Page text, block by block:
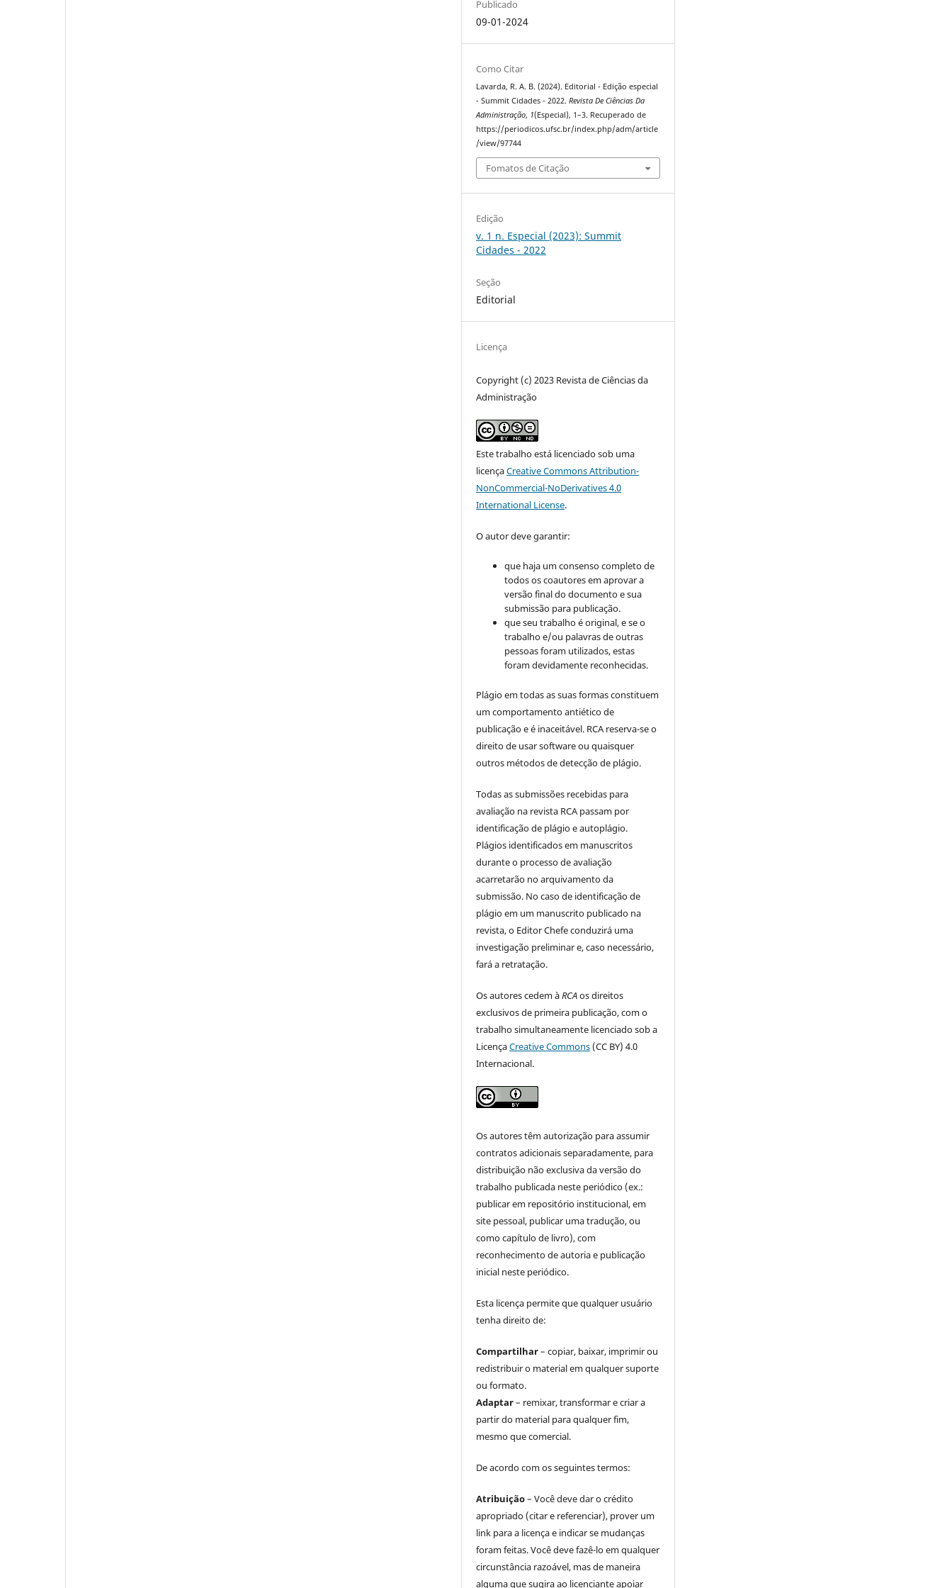
Publicado
09-01-2024
Como Citar
Lavarda, R. A. B. (2024). Editorial - Edição especial
- Summit Cidades - 2022.Revista De Ciências Da
Administração, 1(Especial), 1–3. Recuperado de
https://periodicos.ufsc.br/index.php/adm/article
/view/97744
Fomatos de Citação
Edição
v. 1 n. Especial (2023): Summit
Cidades - 2022
Seção
Editorial
Licença
Copyright (c) 2023 Revista de Ciências da
Administração
Este trabalho está licenciado sob uma
licençaCreative Commons Attribution-
NonCommercial-NoDerivatives 4.0
International License.
O autor deve garantir:
que haja um consenso completo de
todos os coautores em aprovar a
versão final do documento e sua
submissão para publicação.
que seu trabalho é original, e se o
trabalho e/ou palavras de outras
pessoas foram utilizados, estas
foram devidamente reconhecidas.
Plágio em todas as suas formas constituem
um comportamento antiético de
publicação e é inaceitável. RCA reserva-se o
direito de usar software ou quaisquer
outros métodos de detecção de plágio.
Todas as submissões recebidas para
avaliação na revista RCA passam por
identificação de plágio e autoplágio.
Plágios identificados em manuscritos
durante o processo de avaliação
acarretarão no arquivamento da
submissão. No caso de identificação de
plágio em um manuscrito publicado na
revista, o Editor Chefe conduzirá uma
investigação preliminar e, caso necessário,
fará a retratação.
Os autores cedem àRCAos direitos
exclusivos de primeira publicação, com o
trabalho simultaneamente licenciado sob a
LicençaCreative Commons (CC BY) 4.0
Internacional.
Os autores têm autorização para assumir
contratos adicionais separadamente, para
distribuição não exclusiva da versão do
trabalho publicada neste periódico (ex.:
publicar em repositório institucional, em
site pessoal, publicar uma tradução, ou
como capítulo de livro), com
reconhecimento de autoria e publicação
inicial neste periódico.
Esta licença permite que qualquer usuário
tenha direito de:
Compartilhar– copiar, baixar, imprimir ou
redistribuir o material em qualquer suporte
ou formato.
Adaptar– remixar, transformar e criar a
partir do material para qualquer fim,
mesmo que comercial.
De acordo com os seguintes termos:
Atribuição– Você deve dar o crédito
apropriado (citar e referenciar), prover um
link para a licença e indicar se mudanças
foram feitas. Você deve fazê-lo em qualquer
circunstância razoável, mas de maneira
alguma que sugira ao licenciante apoiar